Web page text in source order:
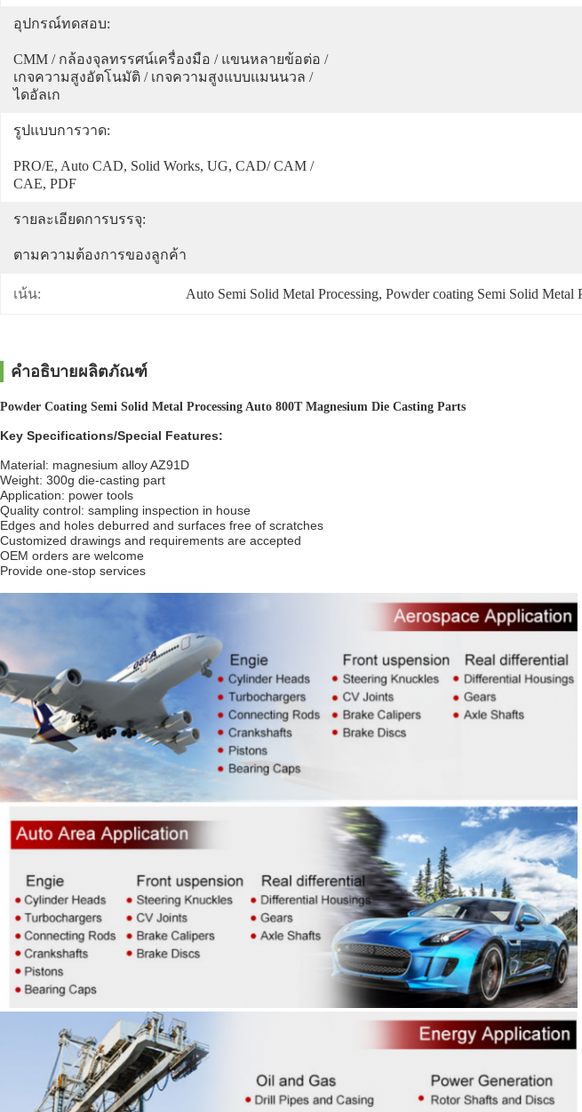
อุปกรณ์ทดสอบ:
CMM / กล้องจุลทรรศน์เครื่องมือ / แขนหลายข้อต่อ /
เกจความสูงอัตโนมัติ / เกจความสูงแบบแมนนวล /
ไดอัลเก
รูปแบบการวาด:
PRO/E, Auto CAD, Solid Works, UG, CAD/ CAM /
CAE, PDF
รายละเอียดการบรรจุ:
ตามความต้องการของลูกค้า
เน้น: Auto Semi Solid Metal Processing, Powder coating Semi Solid Metal
คำอธิบายผลิตภัณฑ์
Powder Coating Semi Solid Metal Processing Auto 800T Magnesium Die Casting Parts
Key Specifications/Special Features:
Material: magnesium alloy AZ91D
Weight: 300g die-casting part
Application: power tools
Quality control: sampling inspection in house
Edges and holes deburred and surfaces free of scratches
Customized drawings and requirements are accepted
OEM orders are welcome
Provide one-stop services